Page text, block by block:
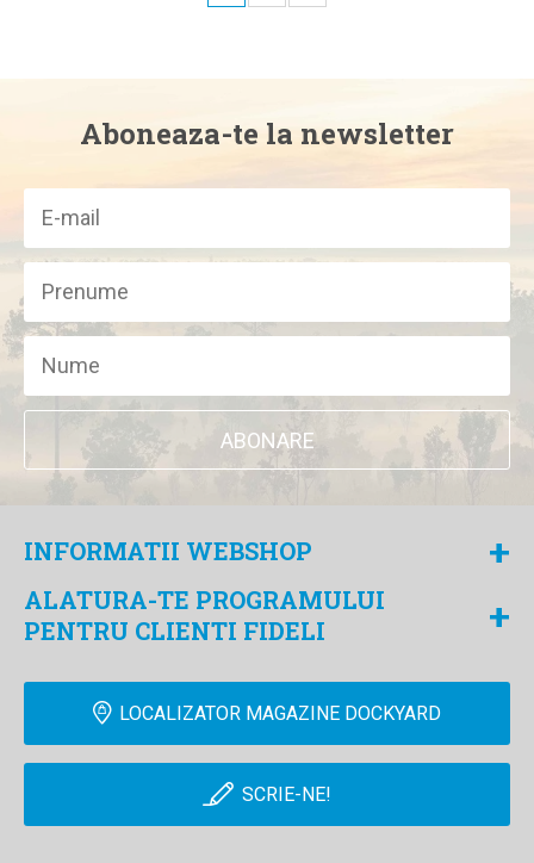
Aboneaza-te la newsletter
ABONARE
INFORMATII WEBSHOP +
ALATURA-TE PROGRAMULUI
PENTRU CLIENTI FIDELI
+
LOCALIZATOR MAGAZINE DOCKYARD
SCRIE-NE!